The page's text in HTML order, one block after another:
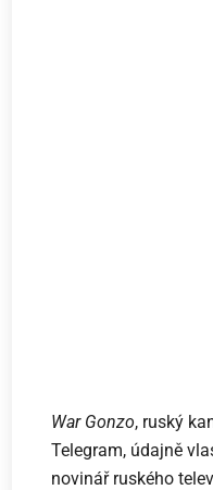
War Gonzo, ruský
Telegram, údajně
novinář ruského